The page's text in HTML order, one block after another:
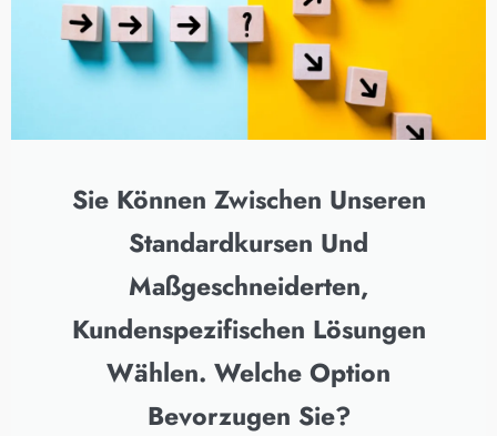
Sie Können Zwischen Unseren
Standardkursen Und
Maßgeschneiderten,
Kundenspezifischen Lösungen
Wählen. Welche Option
Bevorzugen Sie?